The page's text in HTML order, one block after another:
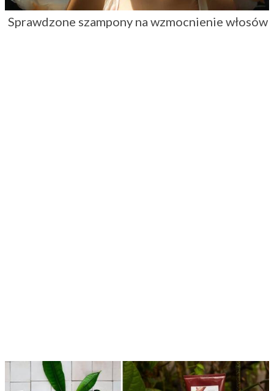
Sprawdzone szampony na wzmocnienie włosów